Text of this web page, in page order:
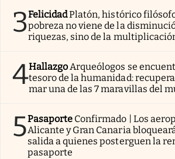
3FelicidadPlatón, histórico
pobreza no viene de la
riquezas, sino de la
4HallazgoArqueólogos se
tesoro de la humanidad:
mar una de las 7 maravillas del
5Pasaporte Confirmado | Los
Alicante y Gran Canaria
salida a quienes posterguen la
pasaporte